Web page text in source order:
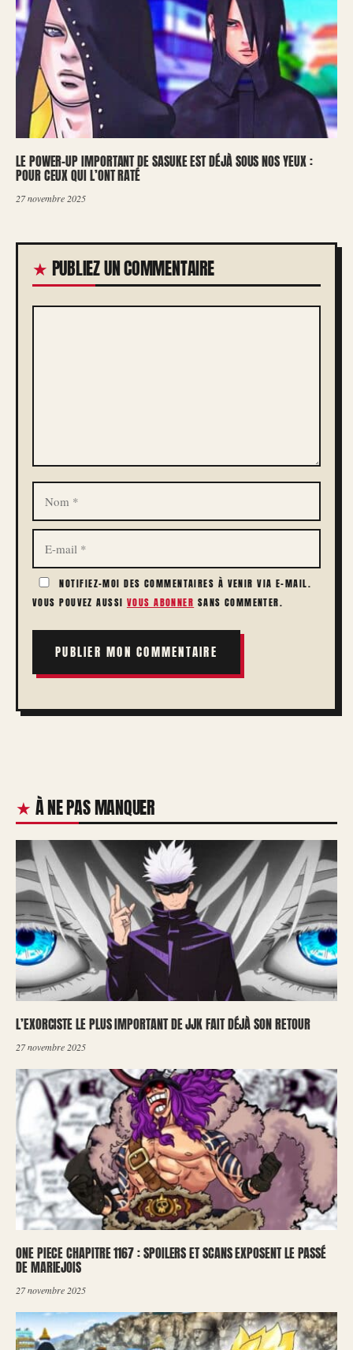
LE POWER-UP IMPORTANT DE SASUKE EST DÉJÀ SOUS NOS YEUX :
POUR CEUX QUI L’ONT RATÉ
27 novembre 2025
PUBLIEZ UN COMMENTAIRE
COMMENTAIRE
NOM
E-
MAIL
NOTIFIEZ-MOI DES COMMENTAIRES À VENIR VIA E-MAIL.
VOUS POUVEZ AUSSI VOUS ABONNER SANS COMMENTER.
À NE PAS MANQUER
L’EXORCISTE LE PLUS IMPORTANT DE JJK FAIT DÉJÀ SON RETOUR
27 novembre 2025
ONE PIECE CHAPITRE 1167 : SPOILERS ET SCANS EXPOSENT LE PASSÉ
DE MARIEJOIS
27 novembre 2025